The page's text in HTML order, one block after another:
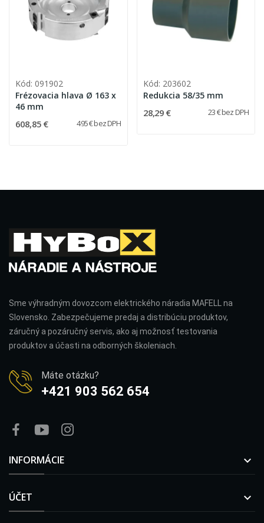
Kód: 091902
Frézovacia hlava Ø 163 x
46 mm
608,85 € 495 € bez DPH
Kód: 203602
Redukcia 58/35 mm
28,29 € 23 € bez DPH
Sme výhradným dovozcom elektrického náradia MAFELL na
Slovensko. Zabezpečujeme predaj a distribúciu produktov,
záručný a pozáručný servis, ako aj možnosť testovania
produktov a účasti na odborných školeniach.
Máte otázku?
+421 903 562 654
INFORMÁCIE 
ÚČET 